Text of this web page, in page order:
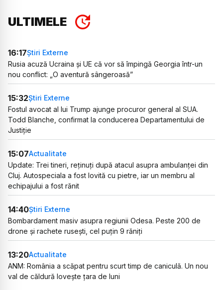
ULTIMELE
16:17Știri Externe
Rusia acuză Ucraina și UE că vor să împingă Georgia într-un
nou conflict: „O aventură sângeroasă”
15:32Știri Externe
Fostul avocat al lui Trump ajunge procuror general al SUA.
Todd Blanche, confirmat la conducerea Departamentului de
Justiție
15:07Actualitate
Update: Trei tineri, reținuți după atacul asupra ambulanței din
Cluj. Autospeciala a fost lovită cu pietre, iar un membru al
echipajului a fost rănit
14:40Știri Externe
Bombardament masiv asupra regiunii Odesa. Peste 200 de
drone și rachete rusești, cel puțin 9 răniți
13:20Actualitate
ANM: România a scăpat pentru scurt timp de caniculă. Un nou
val de căldură lovește țara de luni